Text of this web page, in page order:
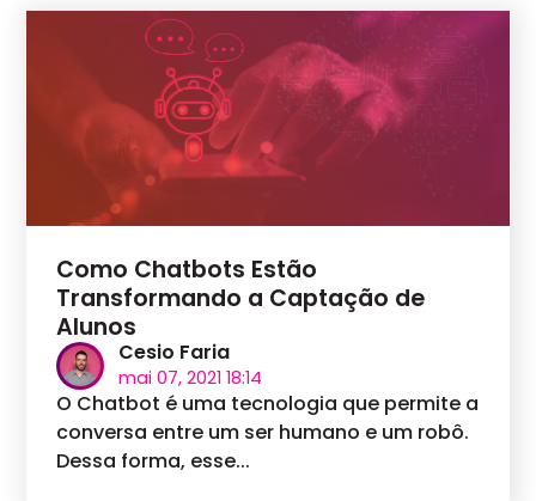
Como Chatbots Estão
Transformando a Captação de
Alunos
Cesio Faria
mai 07, 2021 18:14
O Chatbot é uma tecnologia que permite a
conversa entre um ser humano e um robô.
Dessa forma, esse...